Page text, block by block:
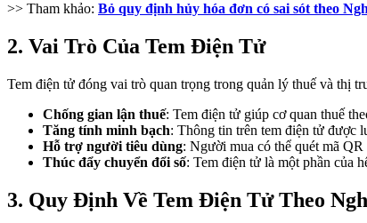
>> Tham khảo: Bỏ quy định hủy hóa đơn có sai sót theo
2. Vai Trò Của Tem Điện Tử
Tem điện tử đóng vai trò quan trọng trong quản lý thuế và thị
Chống gian lận thuế: Tem điện tử giúp cơ quan thuế
Tăng tính minh bạch: Thông tin trên tem điện tử được
Hỗ trợ người tiêu dùng: Người mua có thể quét mã
Thúc đẩy chuyển đổi số: Tem điện tử là một phần của
3. Quy Định Về Tem Điện Tử Theo